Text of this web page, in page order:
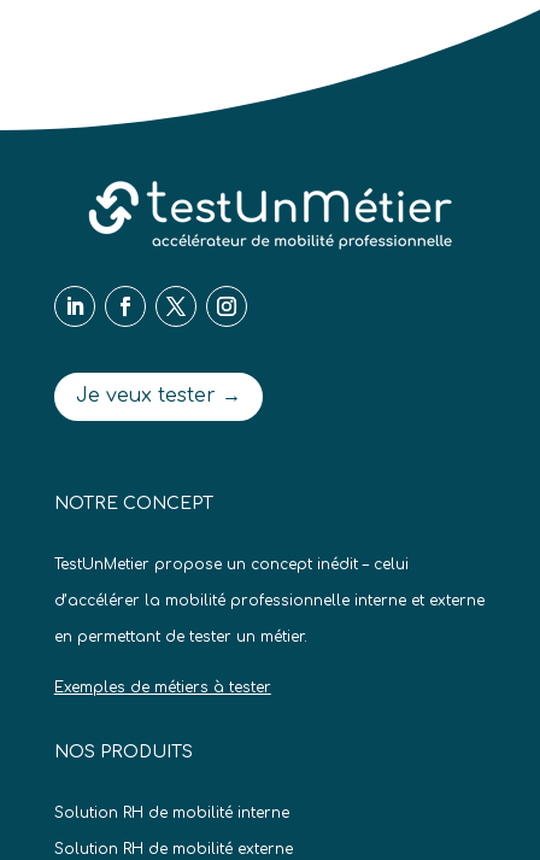
Je veux tester →
NOTRE CONCEPT
TestUnMetier propose un concept inédit – celui
d’accélérer la mobilité professionnelle interne et externe
en permettant de tester un métier.
Exemples de métiers à tester
NOS PRODUITS
Solution RH de mobilité interne
Solution RH de mobilité externe